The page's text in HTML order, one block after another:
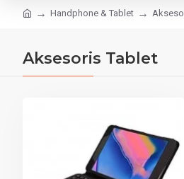
Handphone & Tablet
Aksesoris Tablet